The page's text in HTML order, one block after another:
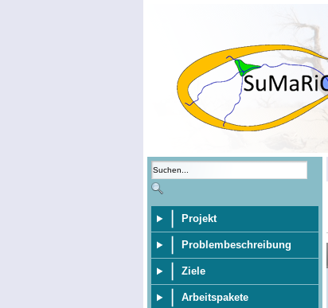
Projekt
Problembeschreibung
Ziele
Arbeitspakete